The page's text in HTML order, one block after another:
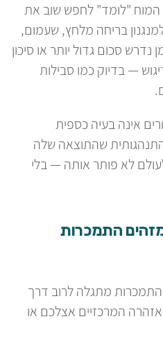
המוח "לומד" לחפש שוב את
בריחה מלחץ, שעמום,
סכום גדול יותר או סיכון
— בדיוק כמו סבילות
אינה בעיה כספית
שהתוצאה שלה
לא פותר אותה — בלי
התמכרות
ההתמכרות מתגלה לרוב דרך
המרכזיים אצלכם או